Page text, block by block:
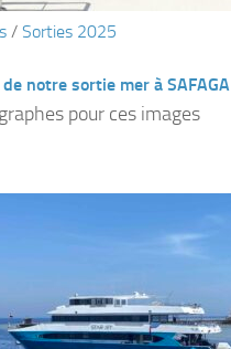
/ Sorties 2025
notre sortie mer à
pour ces images